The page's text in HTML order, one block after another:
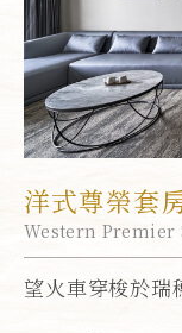
洋式尊榮套
Western Premier
望火車穿梭於